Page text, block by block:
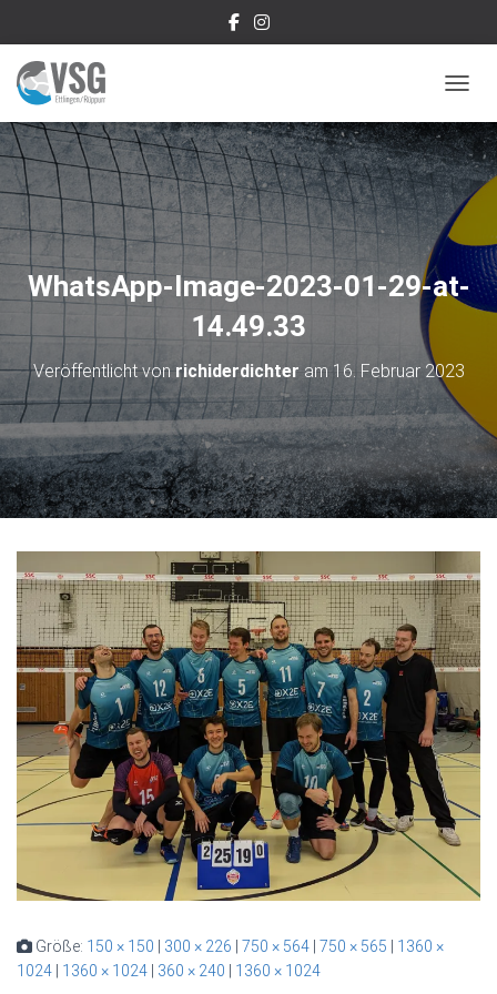
WhatsApp-Image-2023-01-29-at-
14.49.33
Veröffentlicht vonrichiderdichter am 16. Februar 2023
Größe: 150 × 150 | 300 × 226 | 750 × 564 | 750 × 565 | 1360 ×
1024 | 1360 × 1024 | 360 × 240 | 1360 × 1024